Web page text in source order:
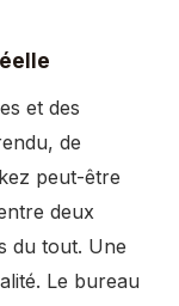
et des
de
peut-être
deux
du tout. Une
Le bureau